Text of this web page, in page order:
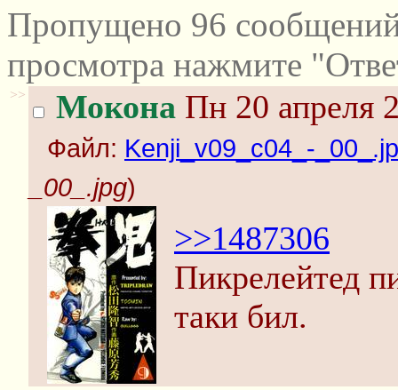
Пропущено 96
просмотра нажмите
>> Мокона Пн 20 апреля
Файл: Kenji_v09_c04_-
_00_.jpg)
>>1487306
Пикрелейтед
таки бил.